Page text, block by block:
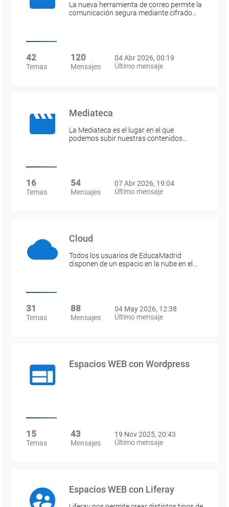
La nueva herramienta de correo permite la
comunicación segura mediante cifrado…
42
Temas
120
Mensajes
04 Abr 2026, 00:19
Último mensaje
Mediateca
La Mediateca es el lugar en el que
podemos subir nuestras contenidos…
16
Temas
54
Mensajes
07 Abr 2026, 19:04
Último mensaje
Cloud
Todos los usuarios de EducaMadrid
disponen de un espacio en la nube en el…
31
Temas
88
Mensajes
04 May 2026, 12:38
Último mensaje
Espacios WEB con Wordpress
15
Temas
43
Mensajes
19 Nov 2025, 20:43
Último mensaje
Espacios WEB con Liferay